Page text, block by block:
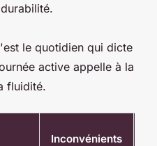
le quotidien qui dicte
active appelle à la
fluidité.
Inconvénients